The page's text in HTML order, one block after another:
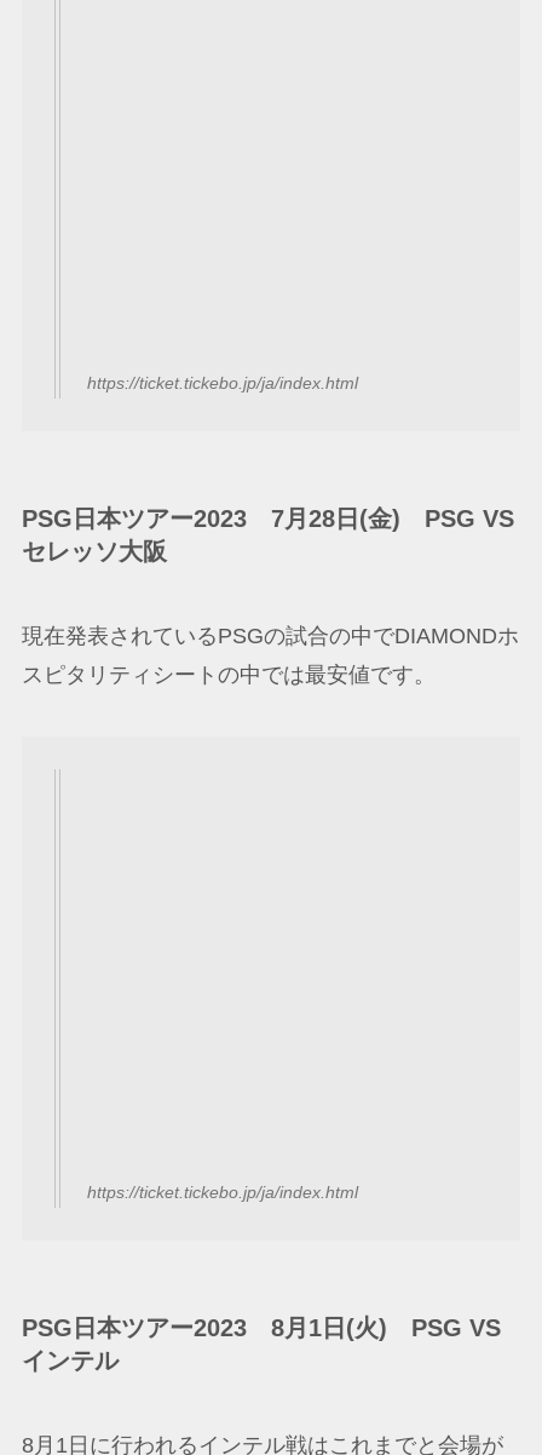
https://ticket.tickebo.jp/ja/index.html
PSG日本ツアー2023 7月28日(金) PSG VS
セレッソ大阪
現在発表されているPSGの試合の中でDIAMONDホ
スピタリティシートの中では最安値です。
https://ticket.tickebo.jp/ja/index.html
PSG日本ツアー2023 8月1日(火) PSG VS
インテル
8月1日に行われるインテル戦はこれまでと会場が